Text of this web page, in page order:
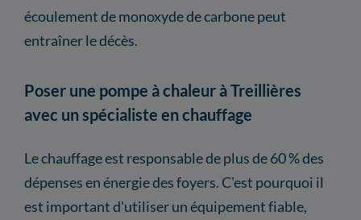
écoulement de monoxyde de carbone peut
entraîner le décès.
Poser une pompe à chaleur à Treillières
avec un spécialiste en chauffage
Le chauffage est responsable de plus de 60 % des
dépenses en énergie des foyers. C'est pourquoi il
est important d'utiliser un équipement fiable,